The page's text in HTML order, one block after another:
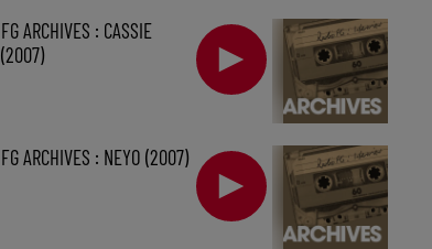
FG ARCHIVES : CASSIE
(2007)
FG ARCHIVES : NEYO (2007)